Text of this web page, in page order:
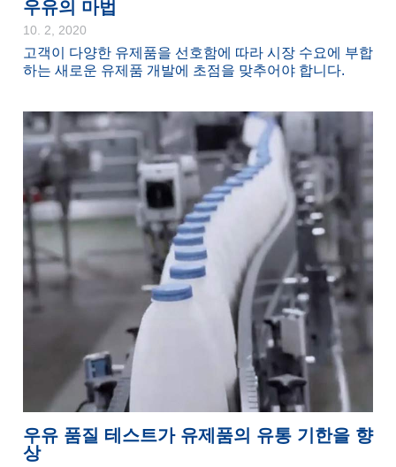
우유의 마법
10. 2, 2020
고객이 다양한 유제품을 선호함에 따라 시장 수요에 부합
하는 새로운 유제품 개발에 초점을 맞추어야 합니다.
우유 품질 테스트가 유제품의 유통 기한을 향
상